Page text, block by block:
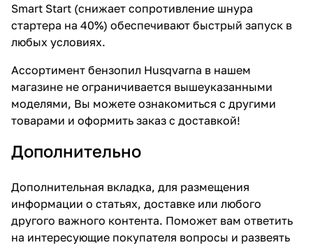
Smart Start (снижает сопротивление шнура
стартера на 40%) обеспечивают быстрый запуск в
любых условиях.
Ассортимент бензопил Husqvarna в нашем
магазине не ограничивается вышеуказанными
моделями, Вы можете ознакомиться с другими
товарами и оформить заказ с доставкой!
Дополнительно
Дополнительная вкладка, для размещения
информации о статьях, доставке или любого
другого важного контента. Поможет вам ответить
на интересующие покупателя вопросы и развеять